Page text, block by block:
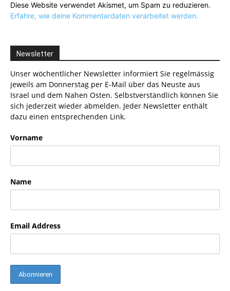
Diese Website verwendet Akismet, um Spam zu reduzieren.
Erfahre, wie deine Kommentardaten verarbeitet werden.
Newsletter
Unser wöchentlicher Newsletter informiert Sie regelmässig
jeweils am Donnerstag per E-Mail über das Neuste aus
Israel und dem Nahen Osten. Selbstverständlich können Sie
sich jederzeit wieder abmelden. Jeder Newsletter enthält
dazu einen entsprechenden Link.
Vorname
Name
Email Address